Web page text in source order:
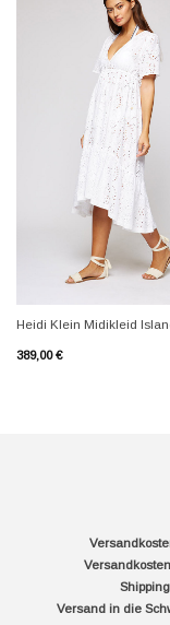
Heidi Klein Midikleid
389,00€
Versand in die